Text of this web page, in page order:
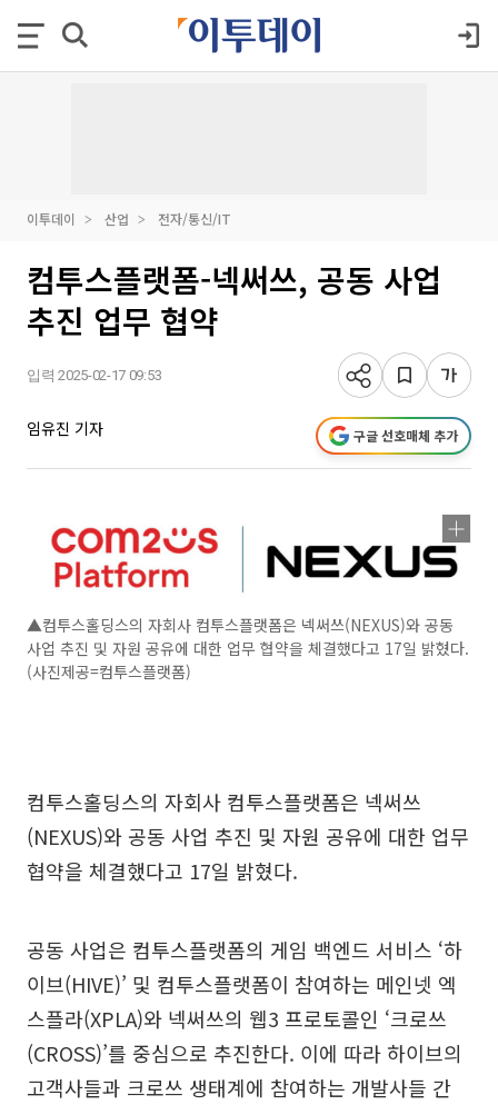
이투데이 산업 전자/통신/IT
컴투스플랫폼-넥써쓰, 공동 사업
추진 업무 협약
입력 2025-02-17 09:53
임유진 기자 구글 선호매체 추가
▲컴투스홀딩스의 자회사 컴투스플랫폼은 넥써쓰(NEXUS)와 공동
사업 추진 및 자원 공유에 대한 업무 협약을 체결했다고 17일 밝혔다.
(사진제공=컴투스플랫폼)
컴투스홀딩스의 자회사 컴투스플랫폼은 넥써쓰
(NEXUS)와 공동 사업 추진 및 자원 공유에 대한 업무
협약을 체결했다고 17일 밝혔다.
공동 사업은 컴투스플랫폼의 게임 백엔드 서비스 ‘하
이브(HIVE)’ 및 컴투스플랫폼이 참여하는 메인넷 엑
스플라(XPLA)와 넥써쓰의 웹3 프로토콜인 ‘크로쓰
(CROSS)’를 중심으로 추진한다. 이에 따라 하이브의
고객사들과 크로쓰 생태계에 참여하는 개발사들 간